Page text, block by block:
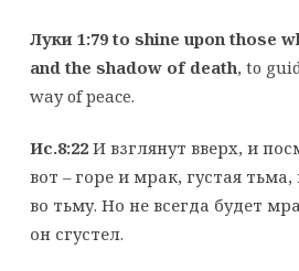
Луки 1:79 to shine upon those
and the shadow of death, to
way of peace.
Ис.8:22И взглянут вверх, и
вот – горе и мрак, густая
во тьму. Но не всегда будет
он сгустел.